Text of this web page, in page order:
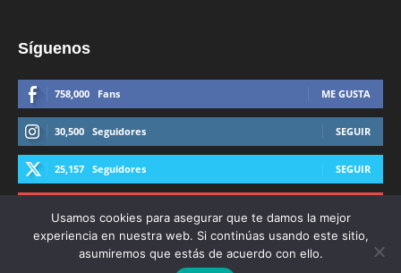
Síguenos
758,000 Fans ME GUSTA
30,500 Seguidores SEGUIR
25,157 Seguidores SEGUIR
Usamos cookies para asegurar que te damos la mejor
experiencia en nuestra web. Si continúas usando este sitio,
asumiremos que estás de acuerdo con ello.